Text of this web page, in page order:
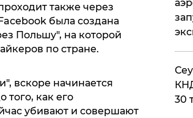
также через
была создана
Польшу", на которой
по стране.
вскоре начинается
как его
убивают и совершают
30